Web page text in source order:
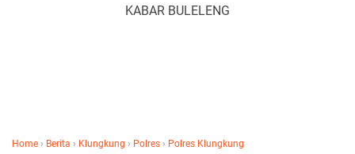
KABAR BULELENG
Home › Berita › Klungkung › Polres › Polres Klungkung